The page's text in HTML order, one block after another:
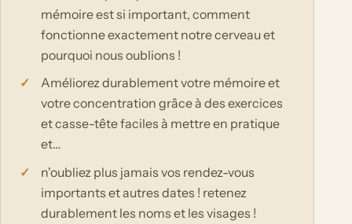
mémoire est si important, comment
fonctionne exactement notre cerveau et
pourquoi nous oublions !
Améliorez durablement votre mémoire et
votre concentration grâce à des exercices
et casse-tête faciles à mettre en pratique
et…
n'oubliez plus jamais vos rendez-vous
importants et autres dates ! retenez
durablement les noms et les visages !